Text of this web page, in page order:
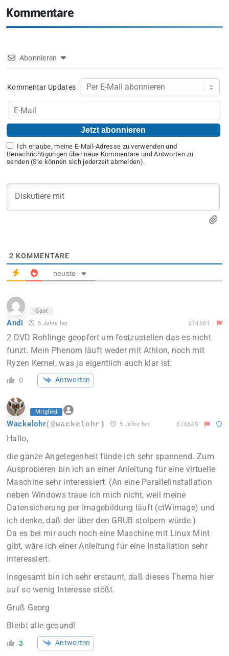
Kommentare
Abonnieren
Kommentar Updates
Ich erlaube, meine E-Mail-Adresse zu verwenden und
Benachrichtigungen über neue Kommentare und Antworten zu
senden (Sie können sich jederzeit abmelden).
2 KOMMENTARE
neuste
Gast
Andi 5 Jahre her #74661
2 DVD Rohlinge geopfert um festzustellen das es nicht
funzt. Mein Phenom läuft weder mit Athlon, noch mit
Ryzen Kernel, was ja eigentlich auch klar ist.
0 Antworten
Mitglied
Wackelohr(@wackelohr) 5 Jahre her #74649
Hallo,
die ganze Angelegenheit fiinde ich sehr spannend. Zum
Ausprobieren bin ich an einer Anleitung für eine virtuelle
Maschine sehr interessiert. (An eine Parallelinstallation
neben Windows traue ich mich nicht, weil meine
Datensicherung per Imagebildung läuft (ctWimage) und
ich denke, daß der über den GRUB stolpern würde.)
Da es bei mir auch noch eine Maschine mit Linux Mint
gibt, wäre ich einer Anleitung für eine Installation sehr
interessiert.
Insgesamt bin ich sehr erstaunt, daß dieses Thema hier
auf so wenig Interesse stößt.
Gruß Georg
Bleibt alle gesund!
3 Antworten